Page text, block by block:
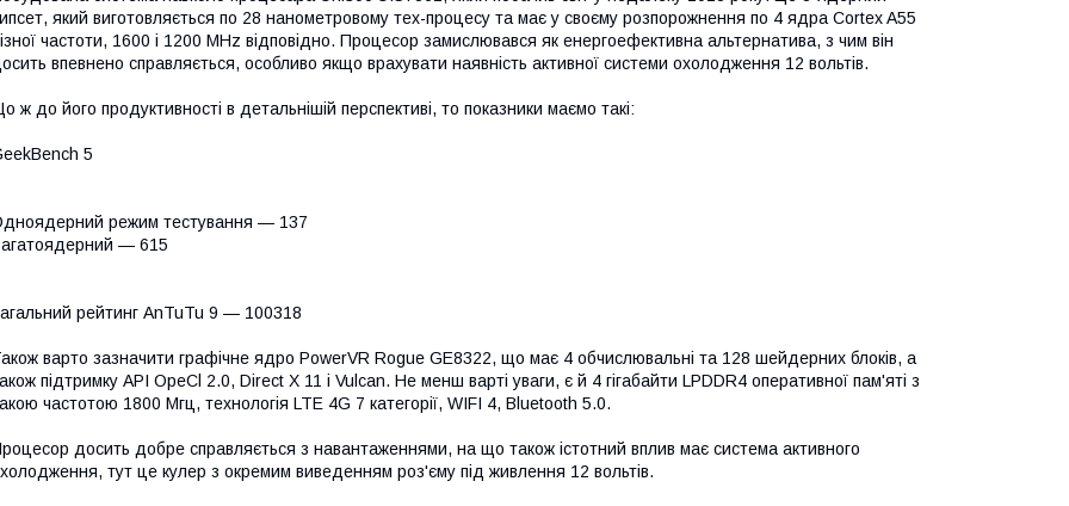
який виготовляється по 28 нанометровому тех-процесу та має у своєму розпорожнення по 4 ядра Cortex A55
частоти, 1600 і 1200 MHz відповідно. Процесор замислювався як енергоефективна альтернатива, з чим він
впевнено справляється, особливо якщо врахувати наявність активної системи охолодження 12 вольтів.
ж до його продуктивності в детальнішій перспективі, то показники маємо такі:
5
режим тестування — 137
— 615
рейтинг AnTuTu 9 — 100318
варто зазначити графічне ядро PowerVR Rogue GE8322, що має 4 обчислювальні та 128 шейдерних блоків, а
підтримку API OpeCl 2.0, Direct X 11 і Vulcan. Не менш варті уваги, є й 4 гігабайти LPDDR4 оперативної пам'яті з
частотою 1800 Мгц, технологія LTE 4G 7 категорії, WIFI 4, Bluetooth 5.0.
досить добре справляється з навантаженнями, на що також істотний вплив має система активного
тут це кулер з окремим виведенням роз'єму під живлення 12 вольтів.